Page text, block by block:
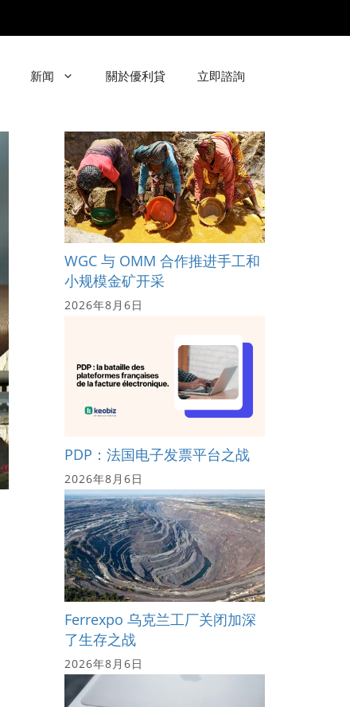
新闻 關於優利貸 立即諮詢
WGC 与 OMM 合作推进手工和
小规模金矿开采
2026年8月6日
PDP：法国电子发票平台之战
2026年8月6日
Ferrexpo 乌克兰工厂关闭加深
了生存之战
2026年8月6日